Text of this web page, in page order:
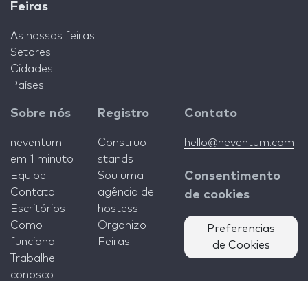
Feiras
As nossas feiras
Setores
Cidades
Países
Sobre nós
neventum
em 1 minuto
Equipe
Contato
Escritórios
Como
funciona
Trabalhe
conosco
Registro
Construo
stands
Sou uma
agência de
hostess
Organizo
Feiras
Contato
hello@neventum.com
Consentimento
de cookies
Preferencias
de Cookies